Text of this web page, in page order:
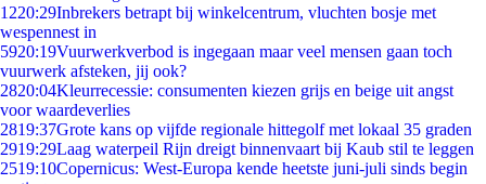
1220:29Inbrekers betrapt bij winkelcentrum, vluchten bosje met
wespennest in
5920:19Vuurwerkverbod is ingegaan maar veel mensen gaan toch
vuurwerk afsteken, jij ook?
2820:04Kleurrecessie: consumenten kiezen grijs en beige uit angst
voor waardeverlies
2819:37Grote kans op vijfde regionale hittegolf met lokaal 35 graden
2919:29Laag waterpeil Rijn dreigt binnenvaart bij Kaub stil te leggen
2519:10Copernicus: West-Europa kende heetste juni-juli sinds begin